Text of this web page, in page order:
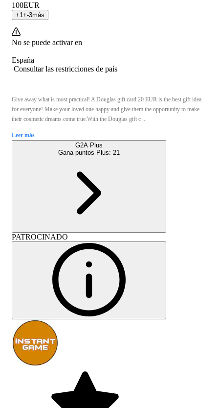
100EUR
+1 +-3más
No se puede activar en
España
Consultar las restricciones de país
Give away what is most practical! A Douglas gift card 20 EUR is the best gift idea
for everyone! Make your loved one happy and give them the opportunity to make
their cosmetic dreams come true.With the Douglas gift c ...
Leer más
G2A Plus
Gana puntos Plus: 21
PATROCINADO